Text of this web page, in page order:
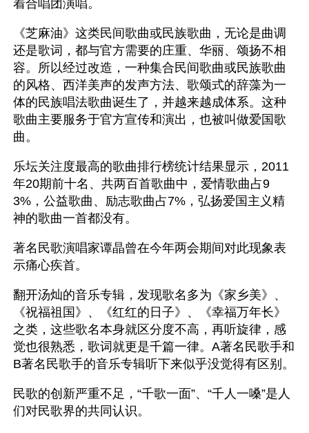
着合唱团演唱。
《芝麻油》这类民间歌曲或民族歌曲，无论是曲调
还是歌词，都与官方需要的庄重、华丽、颂扬不相
容。所以经过改造，一种集合民间歌曲或民族歌曲
的风格、西洋美声的发声方法、歌颂式的辞藻为一
体的民族唱法歌曲诞生了，并越来越成体系。这种
歌曲主要服务于官方宣传和演出，也被叫做爱国歌
曲。
乐坛关注度最高的歌曲排行榜统计结果显示，2011
年20期前十名、共两百首歌曲中，爱情歌曲占9
3%，公益歌曲、励志歌曲占7%，弘扬爱国主义精
神的歌曲一首都没有。
著名民歌演唱家谭晶曾在今年两会期间对此现象表
示痛心疾首。
翻开汤灿的音乐专辑，发现歌名多为《家乡美》、
《祝福祖国》、《红红的日子》、《幸福万年长》
之类，这些歌名本身就区分度不高，再听旋律，感
觉也很熟悉，歌词就更是千篇一律。A著名民歌手和
B著名民歌手的音乐专辑听下来似乎没觉得有区别。
民歌的创新严重不足，“千歌一面”、“千人一嗓”是人
们对民歌界的共同认识。